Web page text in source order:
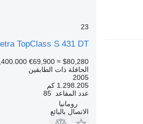
23
TopClass S 431 DT
€69,900 ≈ $80,280
الحافلة ذات الطابقين
2005
1.298.205 كم
عدد المقاعد
85
رومانيا
الاتصال بالبائع